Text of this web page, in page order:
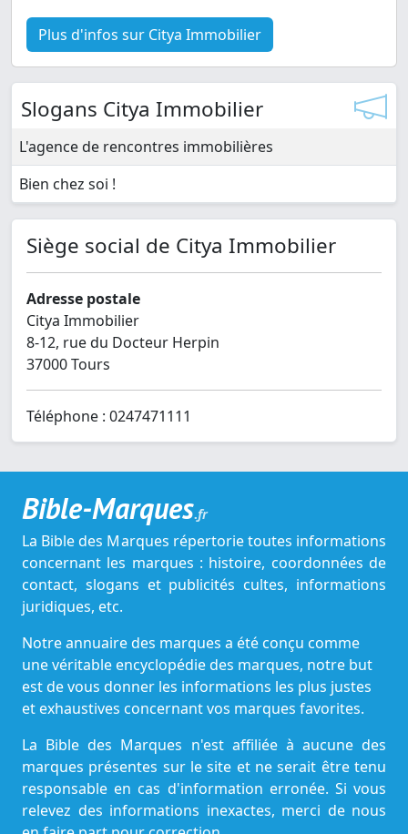
Plus d'infos sur Citya Immobilier
Slogans Citya Immobilier
L'agence de rencontres immobilières
Bien chez soi !
Siège social de Citya Immobilier
Adresse postale
Citya Immobilier
8-12, rue du Docteur Herpin
37000 Tours
Téléphone : 0247471111
Bible-Marques.fr
La Bible des Marques répertorie toutes informations
concernant les marques : histoire, coordonnées de
contact, slogans et publicités cultes, informations
juridiques, etc.
Notre annuaire des marques a été conçu comme
une véritable encyclopédie des marques, notre but
est de vous donner les informations les plus justes
et exhaustives concernant vos marques favorites.
La Bible des Marques n'est affiliée à aucune des
marques présentes sur le site et ne serait être tenu
responsable en cas d'information erronée. Si vous
relevez des informations inexactes, merci de nous